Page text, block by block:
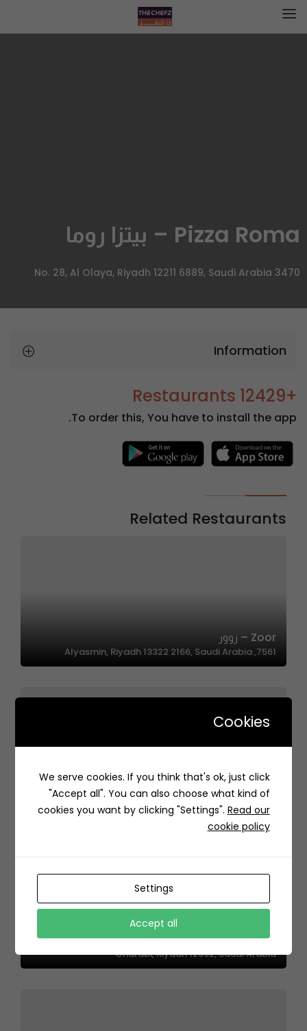
Pizza Roma – بيتزا روما
3470 No. 28, Al Olaya, Riyadh 12211 6889, Saudi Arabia
Information
+12429 Restaurants
To order this, You have to install the app.
Related Restaurants
Zoor – زوور
7561, Alyasmin, Riyadh 13322 2166, Saudi Arabia
CANVAS – كانفس
السويدي شارع الشيخ محمد بن عبداللطيفAs، As Suwaidi Al
Gharabi, Riyadh 12992, Saudi Arabia
Cookies
We serve cookies. If you think that's ok, just click
"Accept all". You can also choose what kind of
cookies you want by clicking "Settings". Read our
cookie policy
Settings
Accept all